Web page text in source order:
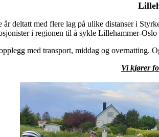
år deltatt med flere lag på ulike distanser i
i regionen til å sykle Lillehammer-Oslo
med transport, middag og overnatting.
Vi kjører